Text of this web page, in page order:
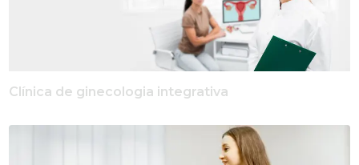
Clínica de ginecologia integrativa